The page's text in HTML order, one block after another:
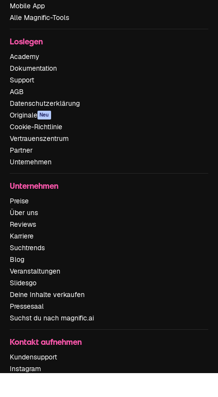
Mobile App
Alle Magnific-Tools
Loslegen
Academy
Dokumentation
Support
AGB
Datenschutzerklärung
Originale Neu
Cookie-Richtlinie
Vertrauenszentrum
Partner
Unternehmen
Unternehmen
Preise
Über uns
Reviews
Karriere
Suchtrends
Blog
Veranstaltungen
Slidesgo
Deine Inhalte verkaufen
Pressesaal
Suchst du nach magnific.ai
Kontakt aufnehmen
Kundensupport
Instagram